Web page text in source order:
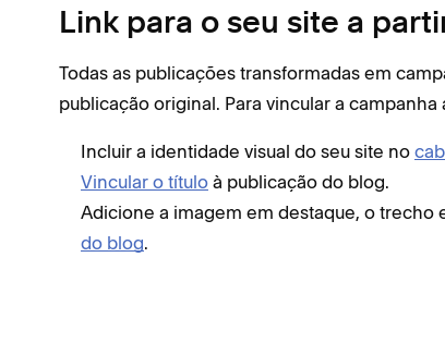
Link para o seu site a
Todas as publicações transformadas em
publicação original. Para vincular a
Incluir a identidade visual do seu site no
Vincular o título à publicação do blog.
Adicione a imagem em destaque, o trecho
do blog.